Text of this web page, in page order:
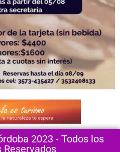
2023 - Todos los
Reservados